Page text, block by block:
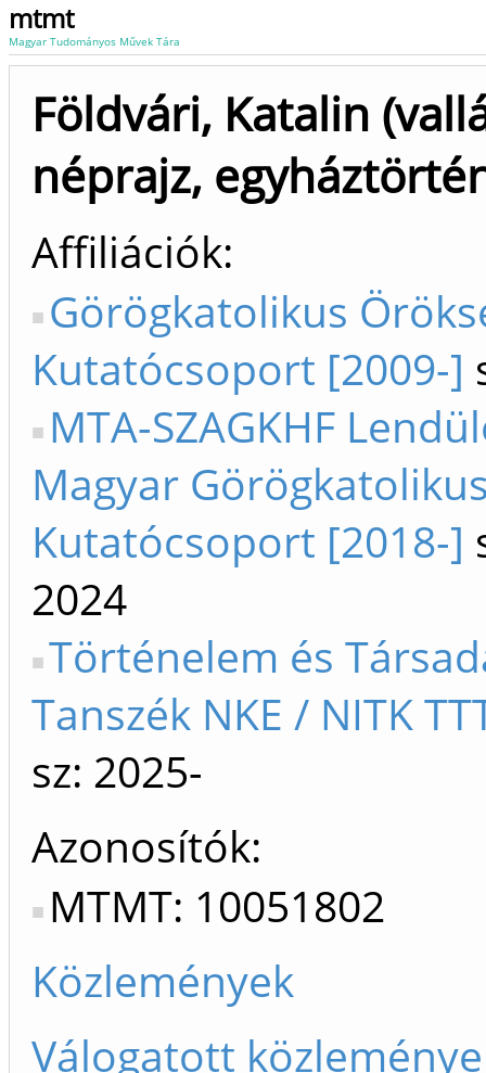
mtmt
Magyar Tudományos Művek Tára
Földvári, Katalin
néprajz,
Affiliációk
Görögkatolikus
Kutatócsoport [2009-]
MTA-SZAGKHF
Magyar
Kutatócsoport [2018-]
2024
Történelem és
Tanszék NKE / NITK
sz: 2025-
Azonosítók
MTMT: 10051802
Közlemények
Válogatott